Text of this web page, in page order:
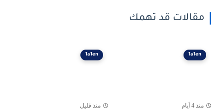
مقالات قد تهمك
1a1en
منذ 4 أيام
1a1en
منذ قليل